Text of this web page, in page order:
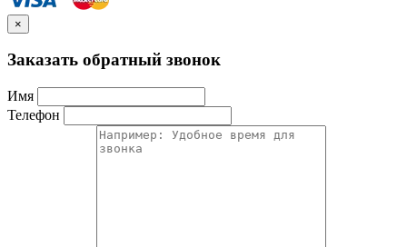
×
Заказать обратный звонок
Имя
Телефон